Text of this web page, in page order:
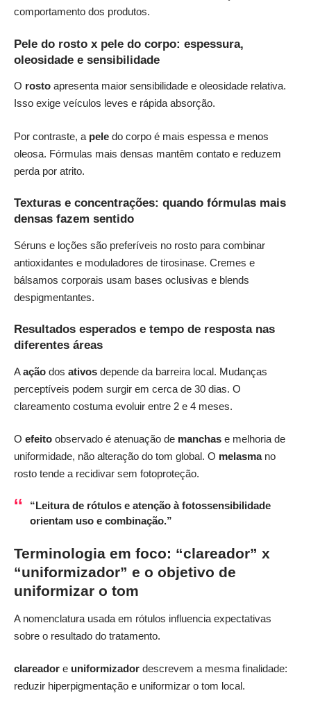
comportamento dos produtos.
Pele do rosto x pele do corpo: espessura,
oleosidade e sensibilidade
O rosto apresenta maior sensibilidade e oleosidade relativa.
Isso exige veículos leves e rápida absorção.
Por contraste, a pele do corpo é mais espessa e menos
oleosa. Fórmulas mais densas mantêm contato e reduzem
perda por atrito.
Texturas e concentrações: quando fórmulas mais
densas fazem sentido
Séruns e loções são preferíveis no rosto para combinar
antioxidantes e moduladores de tirosinase. Cremes e
bálsamos corporais usam bases oclusivas e blends
despigmentantes.
Resultados esperados e tempo de resposta nas
diferentes áreas
Aação dos ativos depende da barreira local. Mudanças
perceptíveis podem surgir em cerca de 30 dias. O
clareamento costuma evoluir entre 2 e 4 meses.
O efeito observado é atenuação de manchas e melhoria de
uniformidade, não alteração do tom global. O melasmano
rosto tende a recidivar sem fotoproteção.
“Leitura de rótulos e atenção à fotossensibilidade
orientam uso e combinação.”
Terminologia em foco: “clareador” x
“uniformizador” e o objetivo de
uniformizar o tom
A nomenclatura usada em rótulos influencia expectativas
sobre o resultado do tratamento.
clareador e uniformizador descrevem a mesma finalidade:
reduzir hiperpigmentação e uniformizar o tom local.